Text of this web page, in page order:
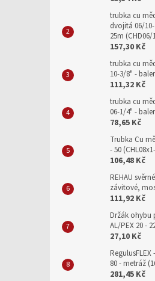
trubka cu
dvojitá 06/
25m (CHD06/
157,30 Kč
trubka cu
10-3/8" -
111,32 Kč
trubka cu
06-1/4" -
78,65 Kč
Trubka Cu
- 50
106,48 Kč
REHAU
závitové,
111,92 Kč
Držák ohybu
AL/PEX 20 -
27,10 Kč
80 - metráž
281,45 Kč